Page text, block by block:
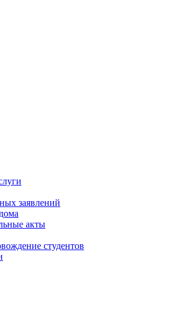
заявлений
акты
студентов